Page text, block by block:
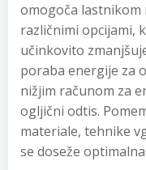
omogoča lastnikom
različnimi opcijami,
učinkovito
poraba energije za
nižjim računom za
ogljični odtis.
materiale, tehnike
se doseže